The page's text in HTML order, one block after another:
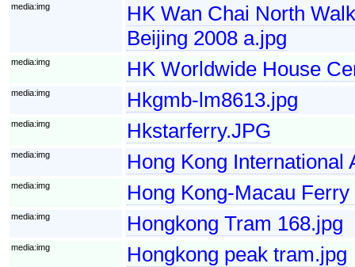
media:img
HK Wan Chai North
Beijing 2008 a.jpg
media:img HK Worldwide House
media:img Hkgmb-lm8613.jpg
media:img Hkstarferry.JPG
media:img Hong Kong International
media:img Hong Kong-Macau Ferry
media:img Hongkong Tram 168.jpg
media:img Hongkong peak tram.jpg